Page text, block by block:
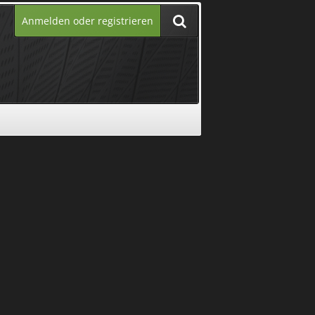
Anmelden oder registrieren